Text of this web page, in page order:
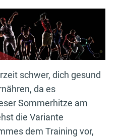
schwer, dich gesund
da es
Sommerhitze am
die Variante
dem Training vor,